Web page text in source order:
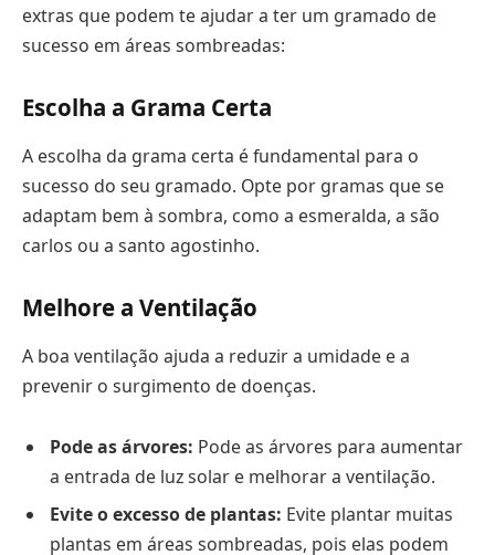
extras que podem te ajudar a ter um gramado de
sucesso em áreas sombreadas:
Escolha a Grama Certa
A escolha da grama certa é fundamental para o
sucesso do seu gramado. Opte por gramas que se
adaptam bem à sombra, como a esmeralda, a são
carlos ou a santo agostinho.
Melhore a Ventilação
A boa ventilação ajuda a reduzir a umidade e a
prevenir o surgimento de doenças.
Pode as árvores: Pode as árvores para aumentar
a entrada de luz solar e melhorar a ventilação.
Evite o excesso de plantas: Evite plantar muitas
plantas em áreas sombreadas, pois elas podem